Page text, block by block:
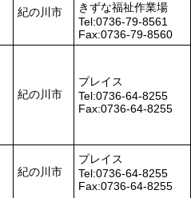
紀の川市
きずな福祉作業場
Tel:0736-79-8561
Fax:0736-79-8560
紀の川市
プレイス
Tel:0736-64-8255
Fax:0736-64-8255
紀の川市
プレイス
Tel:0736-64-8255
Fax:0736-64-8255